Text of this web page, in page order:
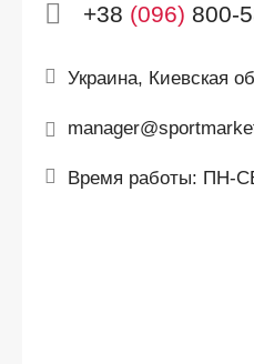
+38 (096) 800-
Украина, Киевская
Время работы: ПН-